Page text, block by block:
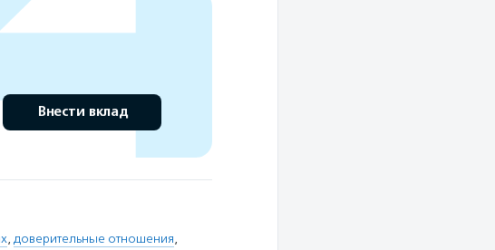
Внести вклад
, доверительные отношения,